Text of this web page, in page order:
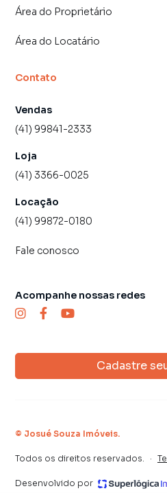
Área do Proprietário
Área do Locatário
Contato
Vendas
(41) 99841-2333
Loja
(41) 3366-0025
Locação
(41) 99872-0180
Fale conosco
Cadastre
Acompanhe nossas redes
© Josué Souza Imóveis.
Todos os direitos reservados. ·
Desenvolvido por